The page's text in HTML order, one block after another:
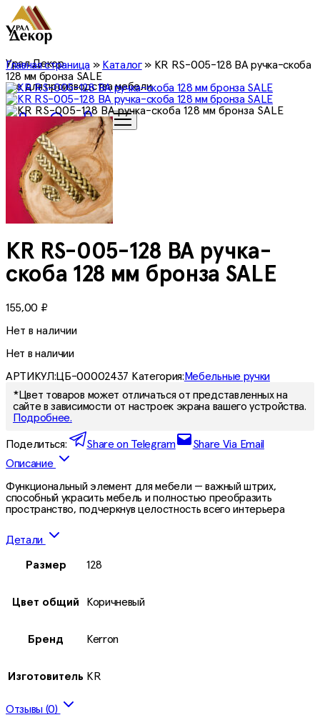
Урал Декор
все для производства мебели
0
Главная страница» Каталог» KR RS-005-128 ВА ручка-скоба
128 мм бронза SALE
KR RS-005-128 ВА ручка-
скоба 128 мм бронза SALE
155,00 ₽
Нет в наличии
Нет в наличии
АРТИКУЛ:ЦБ-00002437 Категория: Мебельные ручки
*Цвет товаров может отличаться от представленных на
сайте в зависимости от настроек экрана вашего устройства.
Подробнее.
Поделиться: Share on Telegram
Share Via Email
Описание
Функциональный элемент для мебели — важный штрих,
способный украсить мебель и полностью преобразить
пространство, подчеркнув целостность всего интерьера
Детали
Размер 128
Цвет общий Коричневый
Бренд Kerron
Изготовитель KR
Отзывы (0)